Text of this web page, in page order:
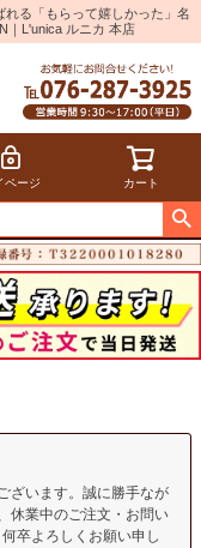
る「もらって嬉しかった」名
｜L'unica ルニカ 本店
ページ カート
ざいます。誠に勝手なが
休業中のご注文・お問い
卒よろしくお願い申し